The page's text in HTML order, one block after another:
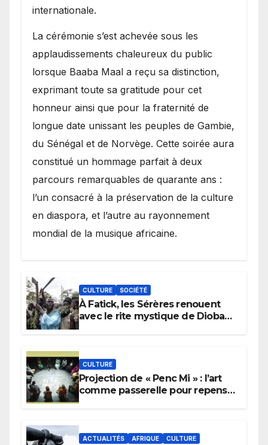
internationale.
​La cérémonie s’est achevée sous les
applaudissements chaleureux du public
lorsque Baaba Maal a reçu sa distinction,
exprimant toute sa gratitude pour cet
honneur ainsi que pour la fraternité de
longue date unissant les peuples de Gambie,
du Sénégal et de Norvège. Cette soirée aura
constitué un hommage parfait à deux
parcours remarquables de quarante ans :
l’un consacré à la préservation de la culture
en diaspora, et l’autre au rayonnement
mondial de la musique africaine.
CULTURE SOCIÉTÉ
À Fatick, les Sérères renouent
avec le rite mystique de Diobaye
CULTURE
Projection de « Penc Mi » : l’art
comme passerelle pour repenser
ACTUALITÉS AFRIQUE CULTURE